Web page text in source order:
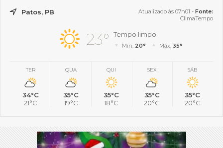
Patos, PB Atualizado às 07h01 - Fonte:
ClimaTempo
23° Tempo limpo
Mín. 20° Máx. 35°
TER
34°C
21°C
QUA
35°C
19°C
QUI
35°C
18°C
SEX
35°C
20°C
SÁB
35°C
20°C